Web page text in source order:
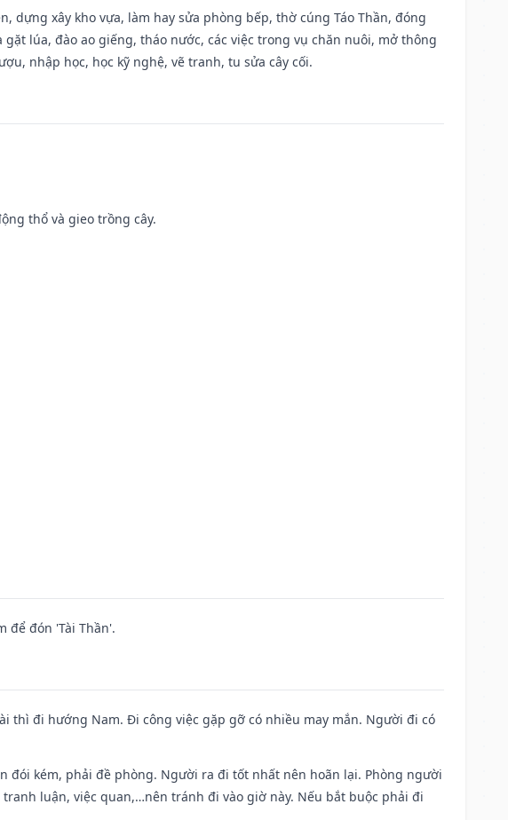
dựng xây kho vựa, làm hay sửa phòng bếp, thờ cúng Táo Thần, đóng
lúa, đào ao giếng, tháo nước, các việc trong vụ chăn nuôi, mở thông
nhập học, học kỹ nghệ, vẽ tranh, tu sửa cây cối.
thổ và gieo trồng cây.
để đón 'Tài Thần'.
thì đi hướng Nam. Đi công việc gặp gỡ có nhiều may mắn. Người đi có
đói kém, phải đề phòng. Người ra đi tốt nhất nên hoãn lại. Phòng người
luận, việc quan,…nên tránh đi vào giờ này. Nếu bắt buộc phải đi